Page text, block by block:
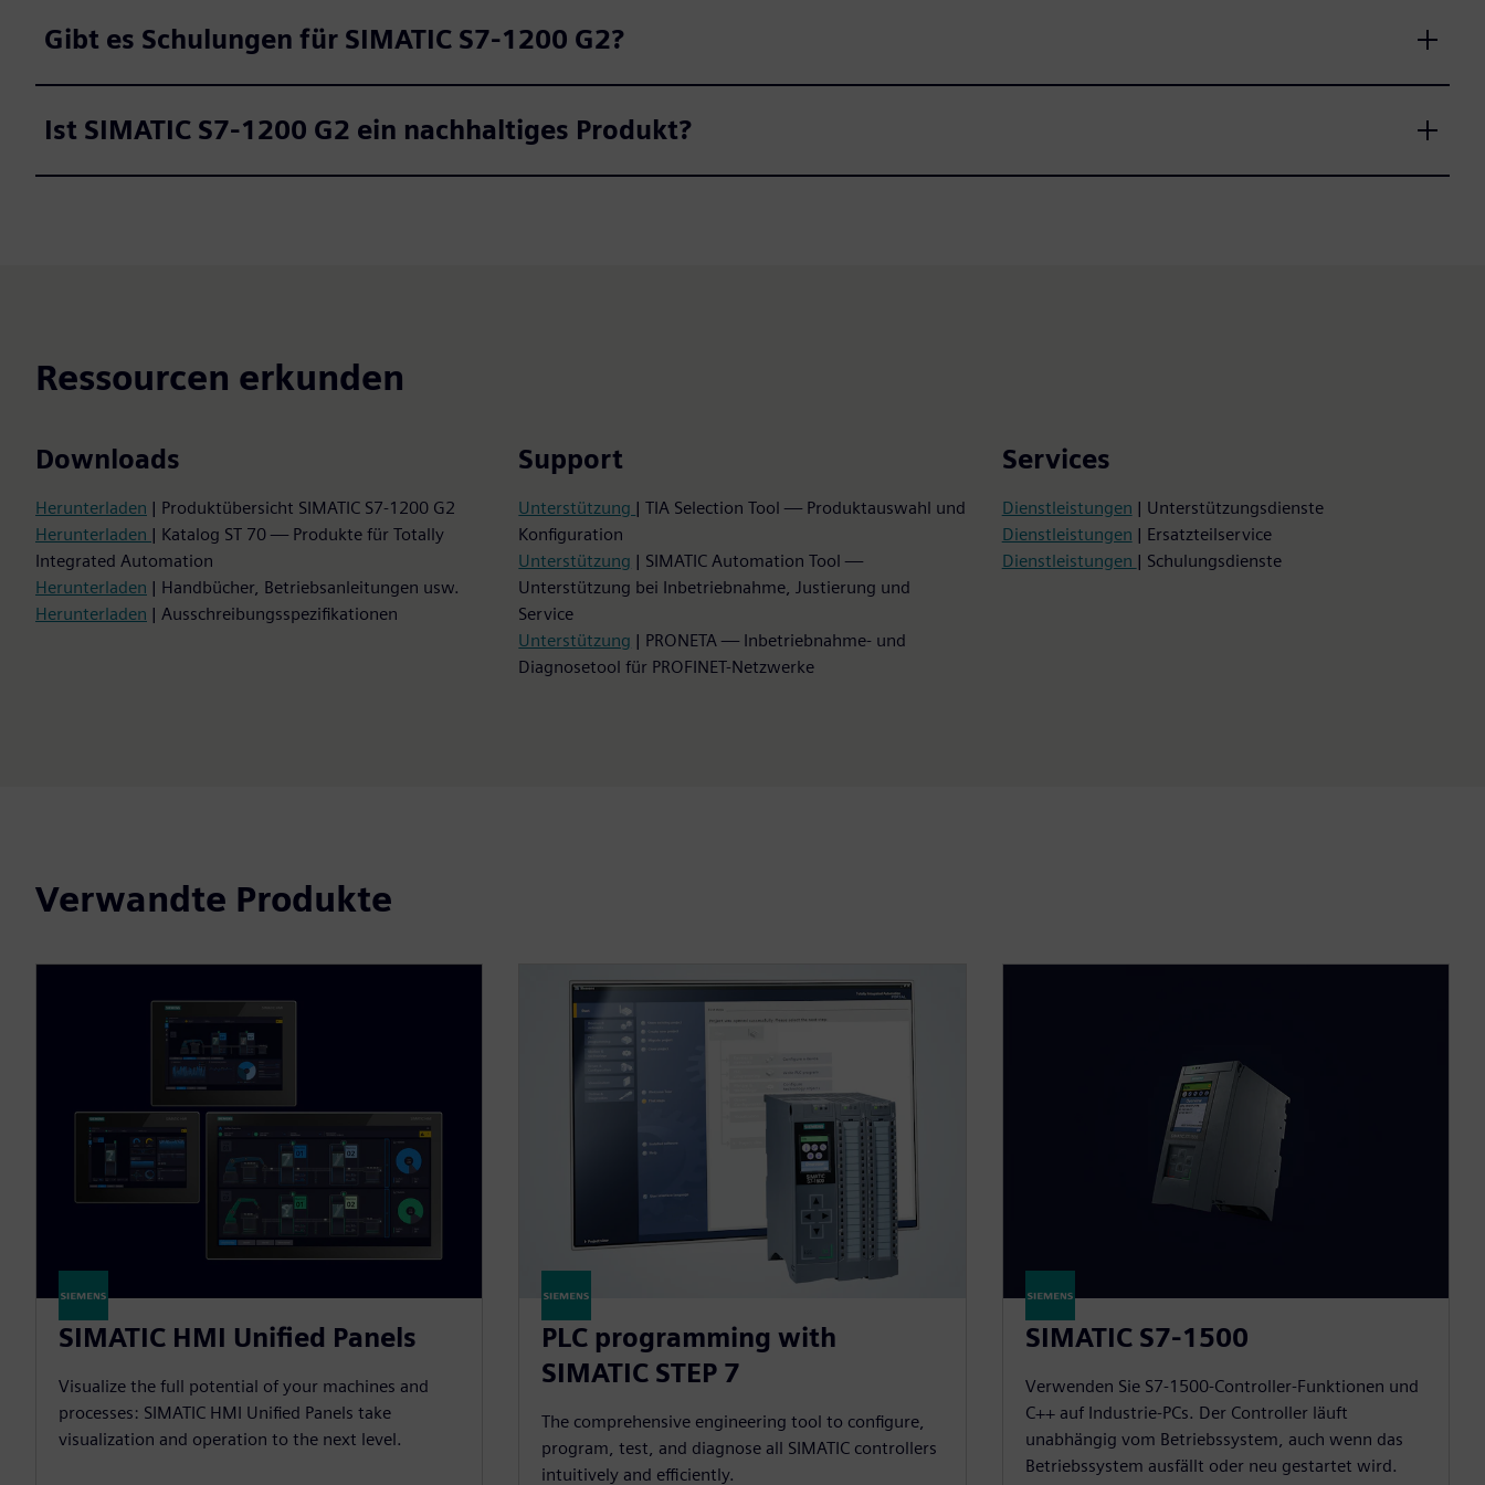
Gibt es Schulungen für SIMATIC S7‑1200 G2?
Ist SIMATIC S7-1200 G2 ein nachhaltiges Produkt?
Ressourcen erkunden
Downloads
Herunterladen | Produktübersicht SIMATIC S7-1200 G2
Herunterladen | Katalog ST 70 — Produkte für Totally
Integrated Automation
Herunterladen | Handbücher, Betriebsanleitungen usw.
Herunterladen | Ausschreibungsspezifikationen
Support
Unterstützung | TIA Selection Tool — Produktauswahl und
Konfiguration
Unterstützung | SIMATIC Automation Tool —
Unterstützung bei Inbetriebnahme, Justierung und
Service
Unterstützung | PRONETA — Inbetriebnahme- und
Diagnosetool für PROFINET-Netzwerke
Services
Dienstleistungen | Unterstützungsdienste
Dienstleistungen | Ersatzteilservice
Dienstleistungen | Schulungsdienste
Verwandte Produkte
SIMATIC HMI Unified Panels
Visualize the full potential of your machines and
processes: SIMATIC HMI Unified Panels take
visualization and operation to the next level.
PLC programming with
SIMATIC STEP 7
The comprehensive engineering tool to configure,
program, test, and diagnose all SIMATIC controllers
intuitively and efficiently.
SIMATIC S7-1500
Verwenden Sie S7-1500-Controller-Funktionen und
C++ auf Industrie-PCs. Der Controller läuft
unabhängig vom Betriebssystem, auch wenn das
Betriebssystem ausfällt oder neu gestartet wird.